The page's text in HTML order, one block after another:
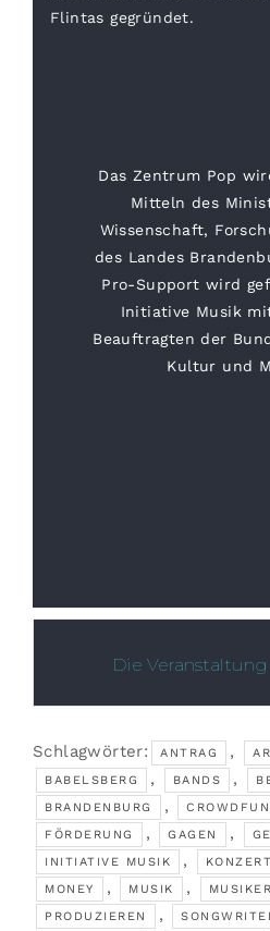
Flintas gegründet.
Das Zentrum Pop
Mitteln des
Wissenschaft,
des Landes
Pro-Support wird
Initiative Musik
Beauftragten der
Kultur und
Die
Schlagwörter: ANTRAG ,
BABELSBERG , BANDS ,
BRANDENBURG ,
FÖRDERUNG , GAGEN ,
INITIATIVE MUSIK ,
MONEY , MUSIK ,
PRODUZIEREN ,